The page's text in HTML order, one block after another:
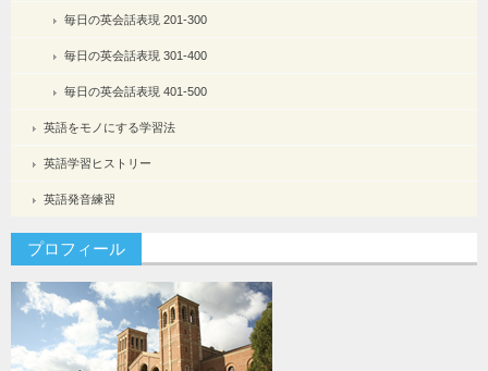
毎日の英会話表現 201-300
毎日の英会話表現 301-400
毎日の英会話表現 401-500
英語をモノにする学習法
英語学習ヒストリー
英語発音練習
プロフィール